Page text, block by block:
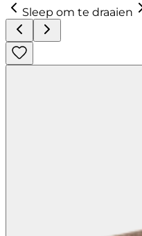
Sleep om te draaien